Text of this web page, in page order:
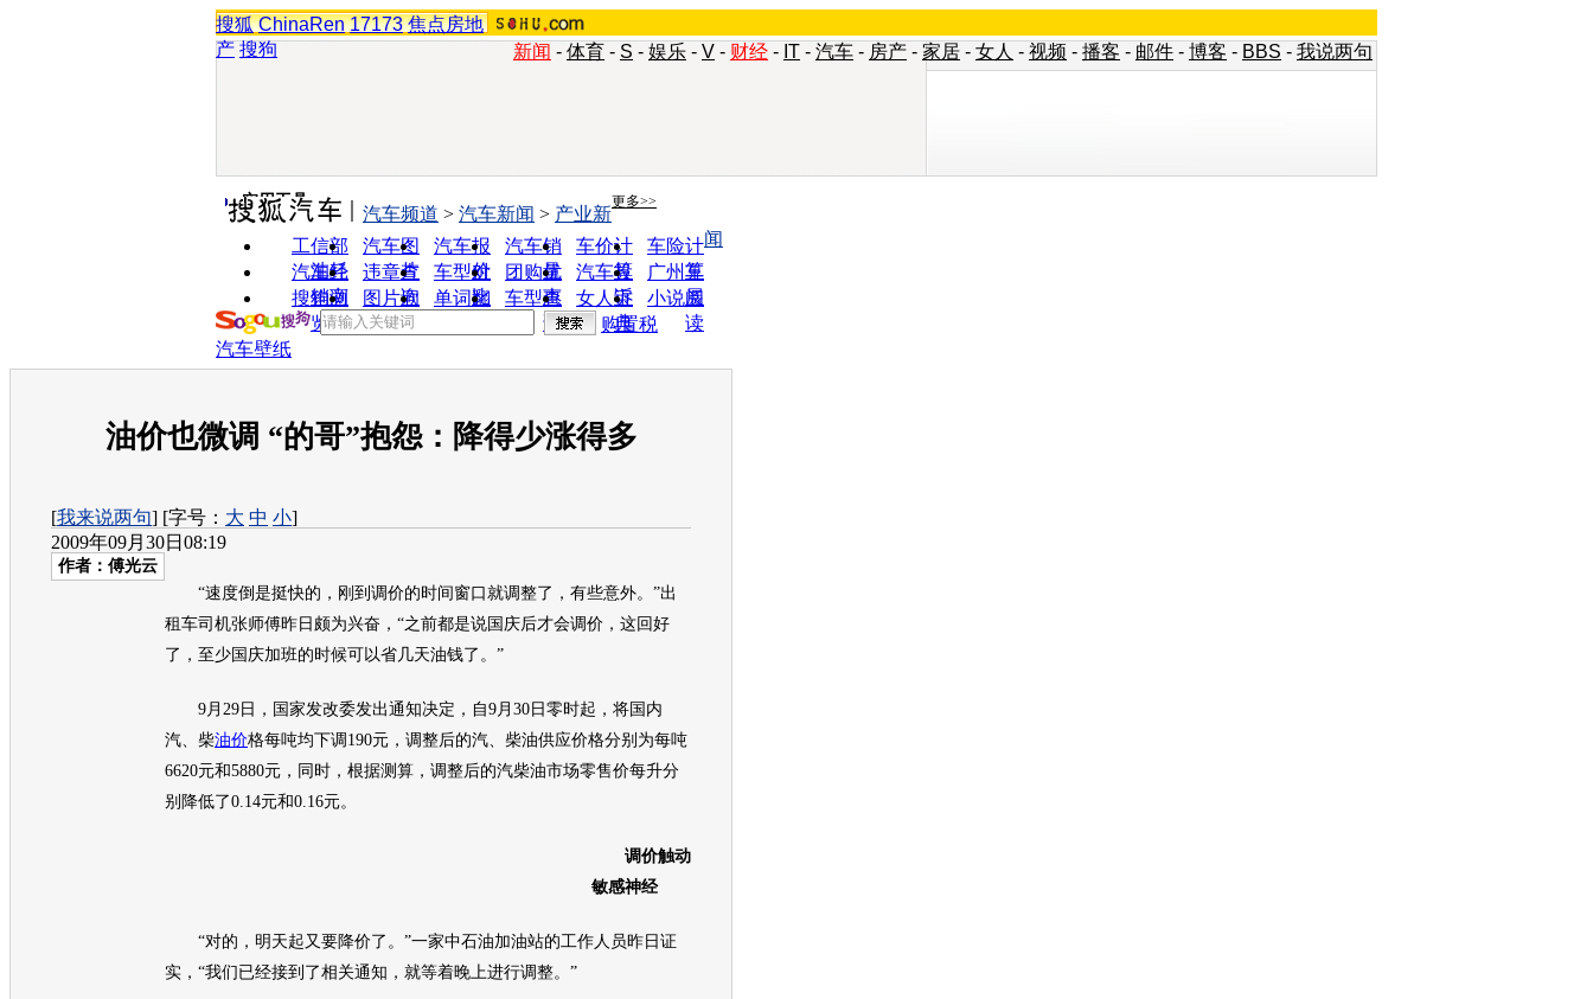
搜狐 ChinaRen 17173 焦点房地
产 搜狗 新闻 - 体育 - S - 娱乐 - V - 财经 - IT - 汽车 - 房产 - 家居 - 女人 - 视频 - 播客 - 邮件 - 博客 - BBS - 我说两句
实用工具 更多>>
工信部
油耗
汽车图
片
汽车报
价
汽车销
量
车价计
算
车险计
算
汽车经
销商
违章查
询
车型对
比
团购优
惠
汽车投
诉
广州车
展
搜狗浏
览器
图片欣
赏
单词翻
车型查
询
女人宝
典
小说阅
读
汽车频道 > 汽车新闻 > 产业新
闻
购置税
汽车壁纸
油价也微调 “的哥”抱怨：降得少涨得多
[我来说两句] [字号： 大 中 小]
2009年09月30日08:19
作者：傅光云
“速度倒是挺快的，刚到调价的时间窗口就调整了，有些意外。”出
租车司机张师傅昨日颇为兴奋，“之前都是说国庆后才会调价，这回好
了，至少国庆加班的时候可以省几天油钱了。”
9月29日，国家发改委发出通知决定，自9月30日零时起，将国内
汽、柴油价格每吨均下调190元，调整后的汽、柴油供应价格分别为每吨
6620元和5880元，同时，根据测算，调整后的汽柴油市场零售价每升分
别降低了0.14元和0.16元。
调价触动
敏感神经
“对的，明天起又要降价了。”一家中石油加油站的工作人员昨日证
实，“我们已经接到了相关通知，就等着晚上进行调整。”